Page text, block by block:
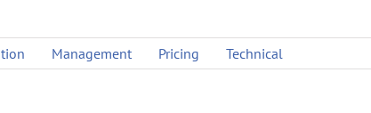
Management Pricing Technical